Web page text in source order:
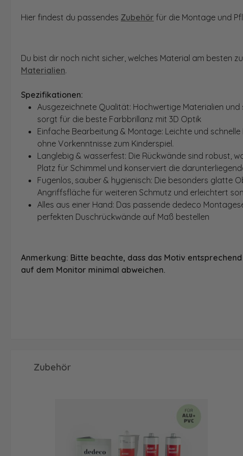
Hier findest du passendes Zubehör für die Montage und
Du bist dir noch nicht sicher, welches Material am besten
Materialien.
Spezifikationen:
Ausgezeichnete Qualität: Hochwertige Materialien
sorgt für die beste Farbbrillanz mit 3D Optik
Einfache Bearbeitung & Montage: Leichte und
ohne Vorkenntnisse zum Kinderspiel.
Langlebig & wasserfest: Die Rückwände sind robust,
Platz für Schimmel und konserviert die
Fugenlos, sauber & hygienisch: Die besonders glatte
Angriffsfläche für weiteren Schmutz und erleichtert
Alles aus einer Hand: Das passende dedeco
perfekten Duschrückwände auf Maß bestellen
Anmerkung: Bitte beachte, dass das Motiv
auf dem Monitor minimal abweichen.
Produktgalerie überspringen
Zubehör